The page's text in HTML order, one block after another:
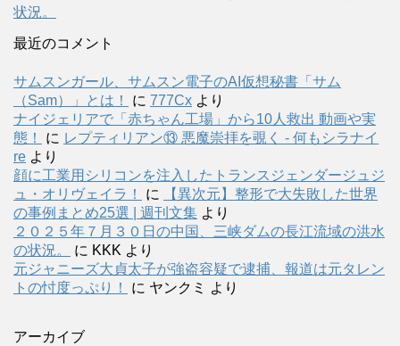
状況。
最近のコメント
サムスンガール、サムスン電子のAI仮想秘書「サム
（Sam）」とは！
に 777Cx より
ナイジェリアで「赤ちゃん工場」から10人救出 動画や実
態！
に レプティリアン⑬ 悪魔崇拝を覗く - 何もシラナイ
re より
顔に工業用シリコンを注入したトランスジェンダージュジ
ュ・オリヴェイラ！
に
【異次元】整形で大失敗した世界
の事例まとめ25選 | 週刊文集 より
２０２５年７月３０日の中国、三峡ダムの長江流域の洪水
の状況。
に KKK より
元ジャニーズ大貞太子が強盗容疑で逮捕、報道は元タレン
トの忖度っぷり！
に ヤンクミ より
アーカイブ